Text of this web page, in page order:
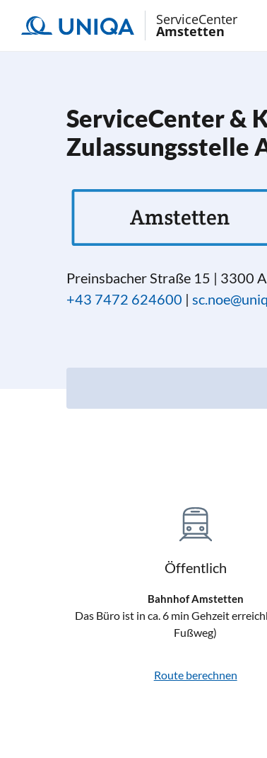
ServiceCenter
Amstetten
ServiceCenter &
Zulassungsstelle
Amstetten
Preinsbacher Straße 15 | 3300
+43 7472 624600 |
Öffentlich
Bahnhof Amstetten
Das Büro ist in ca. 6 min Gehzeit
Fußweg)
Route berechnen